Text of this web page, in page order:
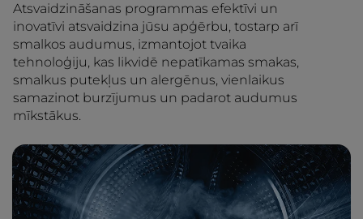
Atsvaidzināšanas programmas efektīvi un
inovatīvi atsvaidzina jūsu apģērbu, tostarp arī
smalkos audumus, izmantojot tvaika
tehnoloģiju, kas likvidē nepatīkamas smakas,
smalkus putekļus un alergēnus, vienlaikus
samazinot burzījumus un padarot audumus
mīkstākus.